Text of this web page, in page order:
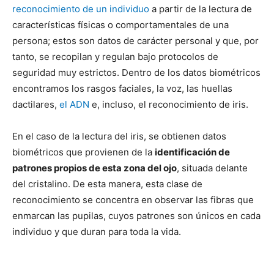
reconocimiento de un individuo a partir de la lectura de
características físicas o comportamentales de una
persona; estos son datos de carácter personal y que, por
tanto, se recopilan y regulan bajo protocolos de
seguridad muy estrictos. Dentro de los datos biométricos
encontramos los rasgos faciales, la voz, las huellas
dactilares, el ADN e, incluso, el reconocimiento de iris.
En el caso de la lectura del iris, se obtienen datos
biométricos que provienen de la identificación de
patrones propios de esta zona del ojo, situada delante
del cristalino. De esta manera, esta clase de
reconocimiento se concentra en observar las fibras que
enmarcan las pupilas, cuyos patrones son únicos en cada
individuo y que duran para toda la vida.